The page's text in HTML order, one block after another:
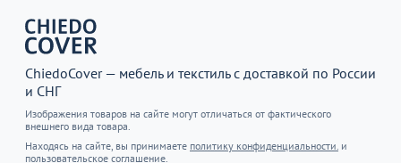
ChiedoCover — мебель и текстиль с доставкой по России
и СНГ
Изображения товаров на сайте могут отличаться от фактического
внешнего вида товара.
Находясь на сайте, вы принимаете политику конфиденциальности. и
пользовательское соглашение.